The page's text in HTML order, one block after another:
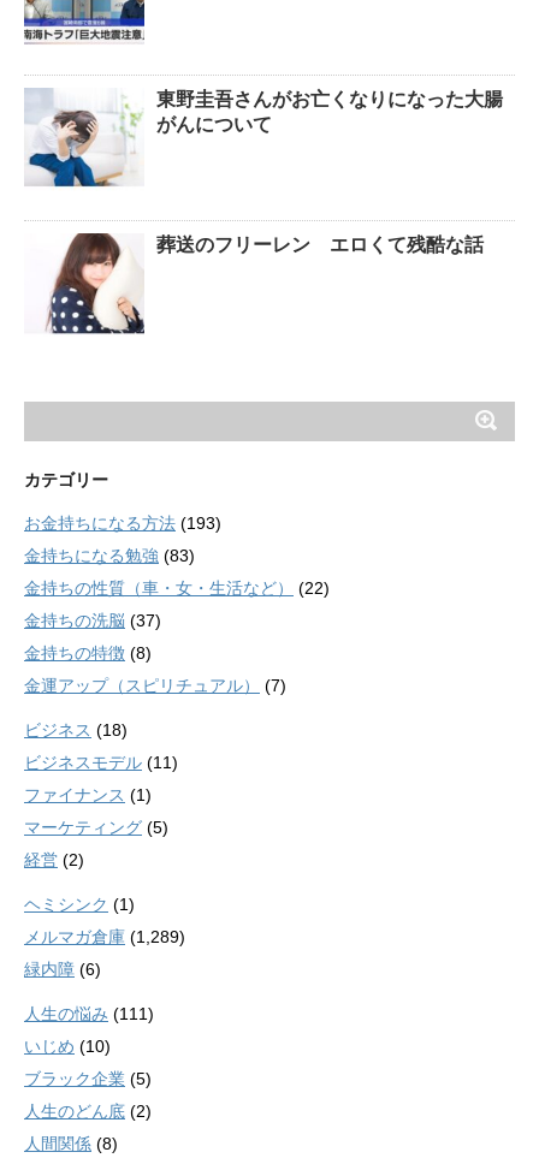
東野圭吾さんがお亡くなりになった大腸
がんについて
葬送のフリーレン エロくて残酷な話
カテゴリー
お金持ちになる方法 (193)
金持ちになる勉強 (83)
金持ちの性質（車・女・生活など）
(22)
金持ちの洗脳 (37)
金持ちの特徴 (8)
金運アップ（スピリチュアル）
(7)
ビジネス (18)
ビジネスモデル (11)
ファイナンス (1)
マーケティング (5)
経営 (2)
ヘミシンク (1)
メルマガ倉庫 (1,289)
緑内障 (6)
人生の悩み (111)
いじめ (10)
ブラック企業 (5)
人生のどん底 (2)
人間関係 (8)